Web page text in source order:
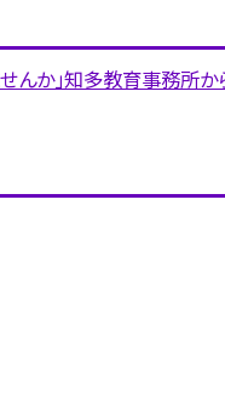
んか」知多教育事務所